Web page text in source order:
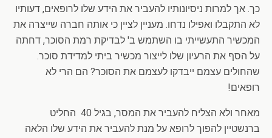
כך. אך למרות ניסיונותיו להעביר את הידע שלו לרופאים, דעותיו
לא התקבלו ואפילו נדחו. מעניין לציין כי אותה חברה שייצרה את
המכשיר התעשייתי בו השתמש ב' לבדיקת רמת הסוכר, דחתה
על הסף את הרעיון שלו לייצור מכשיר ביתי למדידת סוכר.
שהחולים עצמם ייבדקו לעצמם את הסוכר? הם הרי לא
רופאים!
מאחר ולא הצליח להעביר את המסר, בגיל 40 החליט
ברנשטיין להפוך לרופא על מנת להעביר את הידע שלו הלאה